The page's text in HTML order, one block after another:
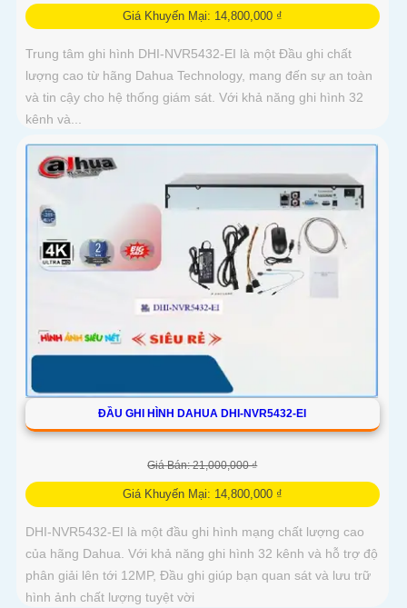
Giá Khuyến Mại: 14,800,000 ₫
Trung tâm ghi hình DHI-NVR5432-EI là một Đầu ghi chất
lượng cao từ hãng Dahua Technology, mang đến sự an toàn
và tin cậy cho hệ thống giám sát. Với khả năng ghi hình 32
kênh và...
ĐẦU GHI HÌNH DAHUA DHI-NVR5432-EI
Giá Bán: 21,000,000 ₫
Giá Khuyến Mại: 14,800,000 ₫
DHI-NVR5432-EI là một đầu ghi hình mạng chất lượng cao
của hãng Dahua. Với khả năng ghi hình 32 kênh và hỗ trợ độ
phân giải lên tới 12MP, Đầu ghi giúp bạn quan sát và lưu trữ
hình ảnh chất lượng tuyệt vời